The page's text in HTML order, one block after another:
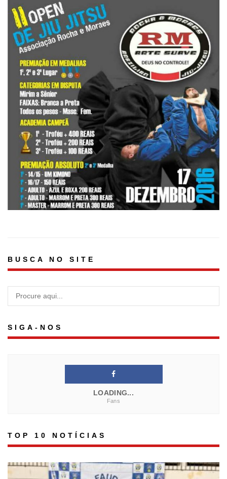
BUSCA NO SITE
SIGA-NOS
LOADING...
Fans
TOP 10 NOTÍCIAS